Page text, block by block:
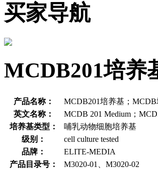
买家导航
MCDB201培养
产品名称：
MCDB201培养基；MCDB
英文名称：
MCDB 201 Medium；
培养基类型：
哺乳动物细胞培养基
级别：
cell culture tested
品牌：
ELITE-MEDIA
产品目录号：
M3020-01、M3020-02